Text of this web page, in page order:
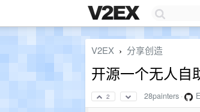
V2EX › 分享创造
开源一个无人自
2 28painters ·